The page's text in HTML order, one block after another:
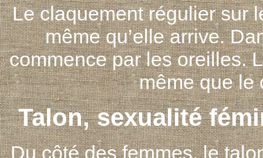
Le claquement régulier sur
même qu’elle arrive.
commence par les oreilles.
même que le
Talon, sexualité
Du côté des femmes, le